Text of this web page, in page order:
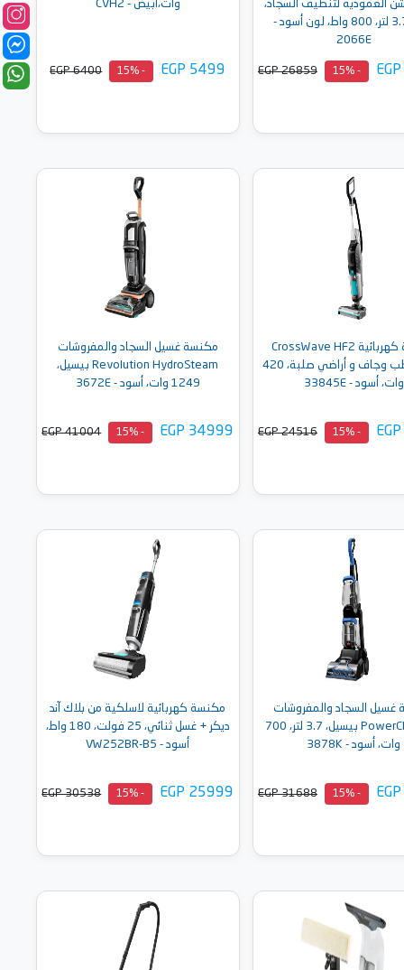
العمودية لتنظيف السجاد،
سعة 3.7 لتر، 800 واط، لون أسود -
2066E
- 15%
EGP 26859
أضف إلى السلة
وات،أبيض - CVH2
EGP 5499
- 15%
EGP 6400
أضف إلى السلة
مكنسة كهربائية CrossWave HF2
بيسيل رطب وجاف و أراضي صلبة، 420
وات، أسود - 33845E
- 15%
EGP 24516
أضف إلى السلة
مكنسة غسيل السجاد والمفروشات
Revolution HydroSteam بيسيل،
1249 وات، أسود - 3672E
EGP 34999
- 15%
EGP 41004
أضف إلى السلة
غسيل السجاد والمفروشات
PowerClean 2X بيسيل، 3.7 لتر، 700
وات، أسود - 3878K
- 15%
EGP 31688
أضف إلى السلة
مكنسة كهربائية لاسلكية من بلاك آند
ديكر + غسل ثنائي، 25 فولت، 180 واط،
أسود - VW252BR-B5
EGP 25999
- 15%
EGP 30538
أضف إلى السلة